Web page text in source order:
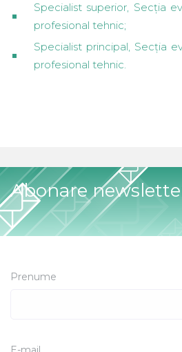
Specialist superior, Secția
profesional tehnic;
Specialist principal, Secția
profesional tehnic.
Abonare
Prenume